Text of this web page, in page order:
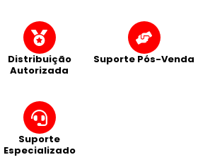
Distribuição
Autorizada
Suporte Pós-Venda
Suporte
Especializado